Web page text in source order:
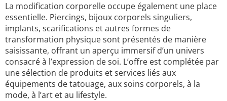
La modification corporelle occupe également une place
essentielle. Piercings, bijoux corporels singuliers,
implants, scarifications et autres formes de
transformation physique sont présentés de manière
saisissante, offrant un aperçu immersif d’un univers
consacré à l’expression de soi. L’offre est complétée par
une sélection de produits et services liés aux
équipements de tatouage, aux soins corporels, à la
mode, à l’art et au lifestyle.